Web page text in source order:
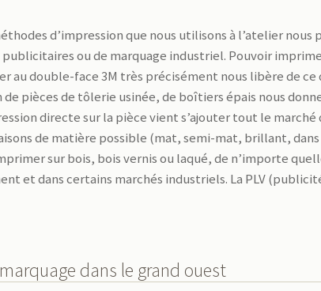
d’impression que nous utilisons à l’atelier
publicitaires ou de marquage industriel. Pouvoir
au double-face 3M très précisément nous libère de
de pièces de tôlerie usinée, de boîtiers épais nous
directe sur la pièce vient s’ajouter tout le marché
de matière possible (mat, semi-mat, brillant, dans
sur bois, bois vernis ou laqué, de n’importe
et dans certains marchés industriels. La PLV
dans le grand ouest